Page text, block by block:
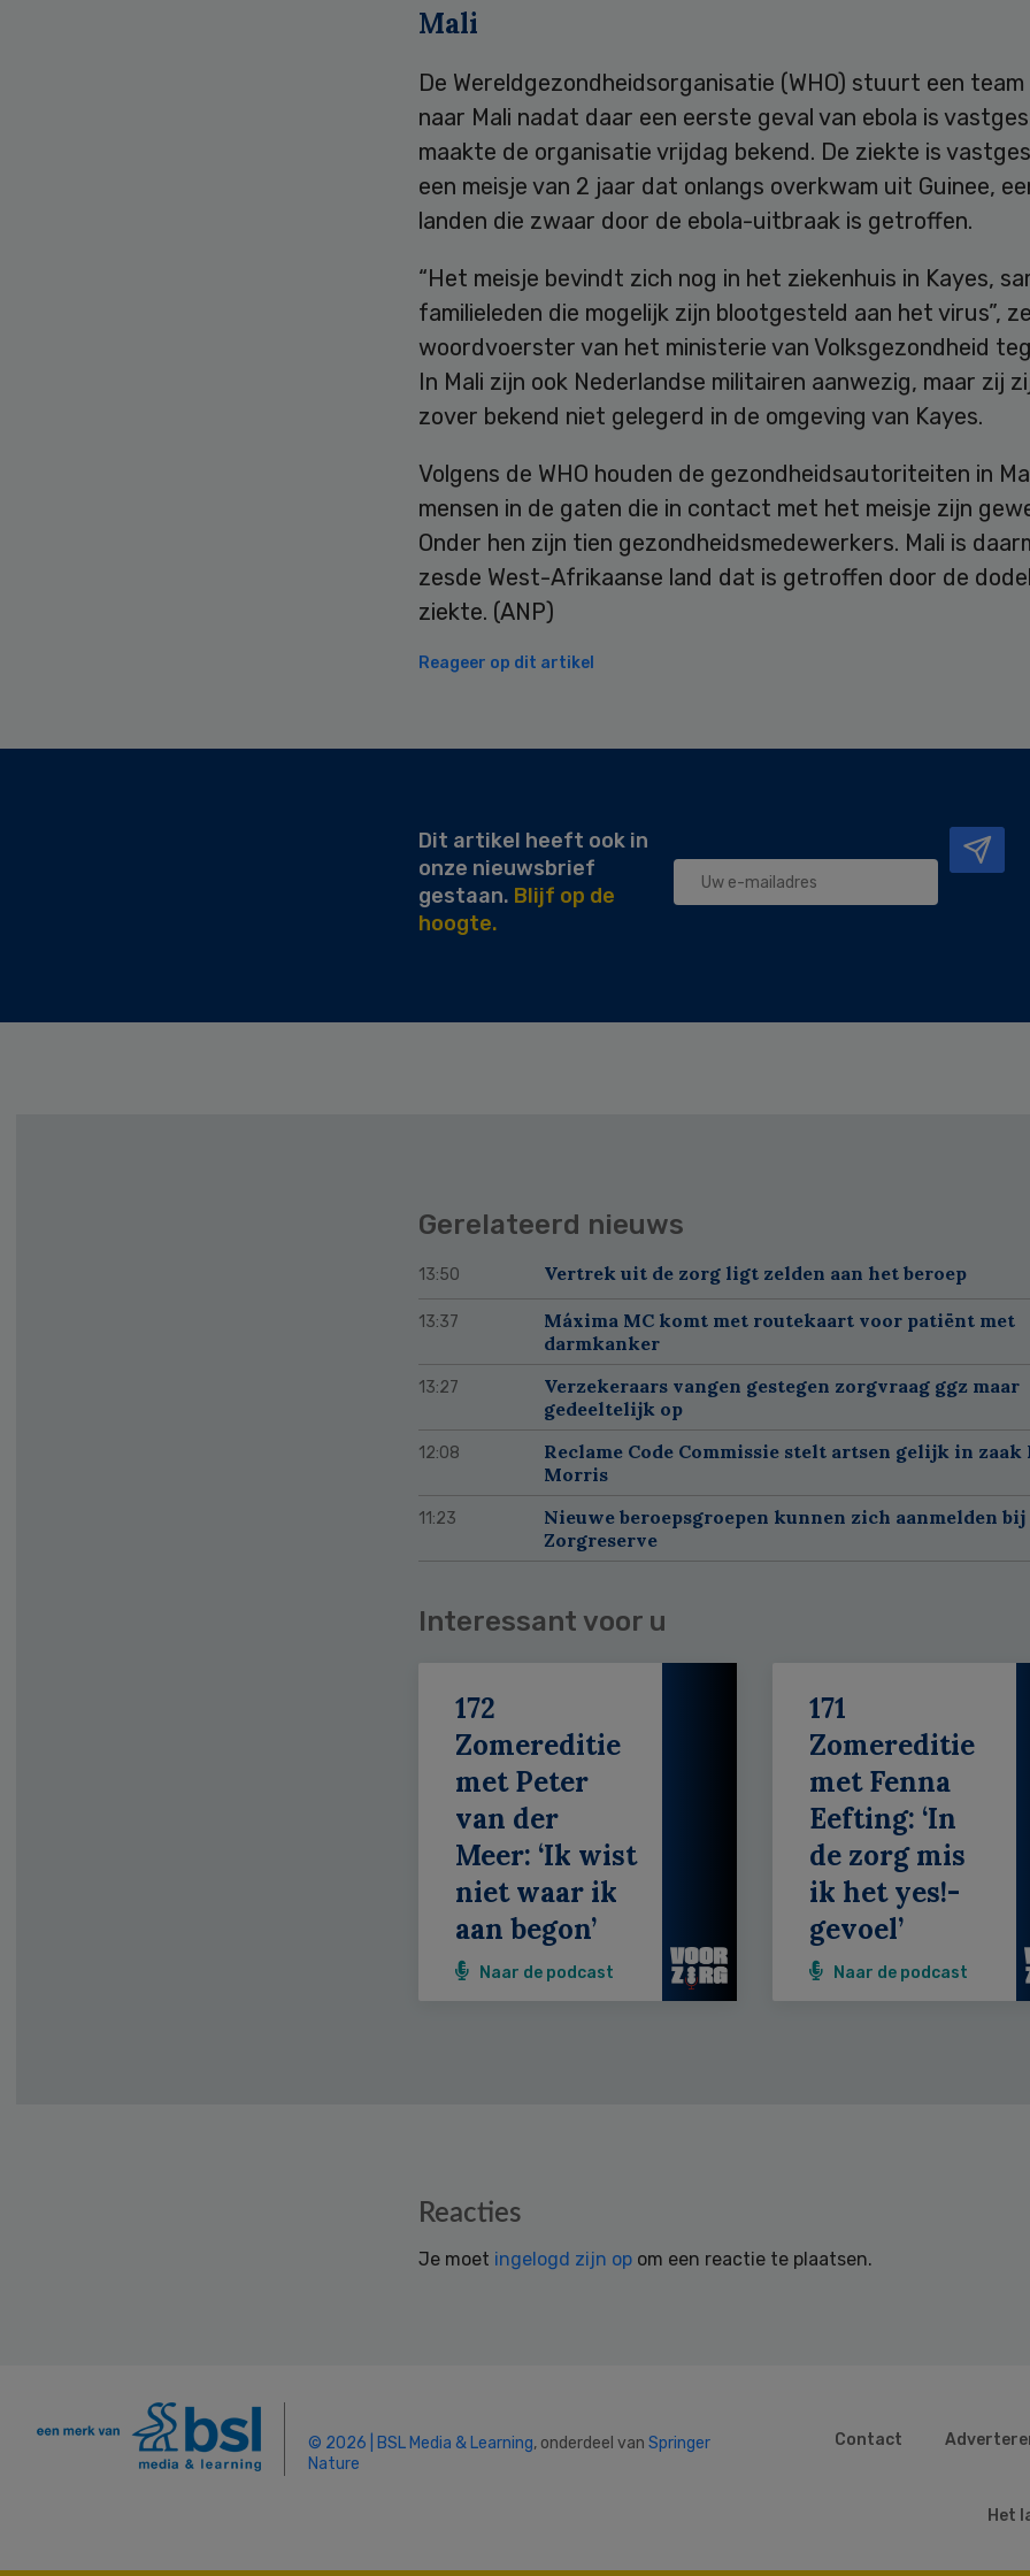
Mali
De Wereldgezondheidsorganisatie (WHO) stuurt een
naar Mali nadat daar een eerste geval van ebola is
maakte de organisatie vrijdag bekend. De ziekte is
een meisje van 2 jaar dat onlangs overkwam uit Guinee,
landen die zwaar door de ebola-uitbraak is getroffen.
“Het meisje bevindt zich nog in het ziekenhuis in Kayes,
familieleden die mogelijk zijn blootgesteld aan het virus”,
woordvoerster van het ministerie van Volksgezondheid
In Mali zijn ook Nederlandse militairen aanwezig, maar zij
zover bekend niet gelegerd in de omgeving van Kayes.
Volgens de WHO houden de gezondheidsautoriteiten in
mensen in de gaten die in contact met het meisje zijn
Onder hen zijn tien gezondheidsmedewerkers. Mali is
zesde West-Afrikaanse land dat is getroffen door de
ziekte. (ANP)
Reageer op dit artikel
Dit artikel heeft ook in
onze nieuwsbrief
gestaan. Blijf op de
hoogte.
Gerelateerd nieuws
13:50 Vertrek uit de zorg ligt zelden aan het beroep
13:37
Máxima MC komt met routekaart voor patiënt met
darmkanker
13:27
Verzekeraars vangen gestegen zorgvraag ggz maar
gedeeltelijk op
12:08
Reclame Code Commissie stelt artsen gelijk in
Morris
11:23
Nieuwe beroepsgroepen kunnen zich aanmelden
Zorgreserve
Interessant voor u
172
Zomereditie
met Peter
van der
Meer: ‘Ik wist
niet waar ik
aan begon’
Naar de podcast
171
Zomereditie
met Fenna
Eefting: ‘In
de zorg mis
ik het yes!-
gevoel’
Naar de podcast
Reacties
Je moet ingelogd zijn op om een reactie te plaatsen.
© 2026 | BSL Media & Learning, onderdeel van Springer
Nature
Contact
Het